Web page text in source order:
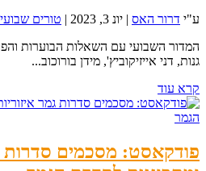
ע"י דרור האס | יונ 3, 2023 | טורים
המדור השבועי עם השאלות הבוערות
גנות, דני אייזיקוביץ', מידן בורוכוב...
קרא עוד
פודקאסט: מסכמים סדרות